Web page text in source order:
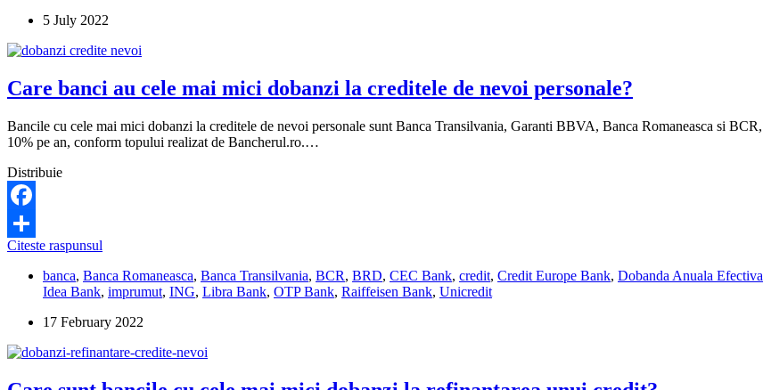
la
credit
casa
in
lei
5 July 2022
Care banci au cele mai mici dobanzi la creditele de nevoi personale?
Bancile cu cele mai mici dobanzi la creditele de nevoi personale sunt Banca Transilvania, Garanti BBVA, Banca Romaneasca si
10% pe an, conform topului realizat de Bancherul.ro.…
Distribuie
Facebook
Share
Citeste raspunsul
au
cele
mici
la
banca, Banca Romaneasca, Banca Transilvania, BCR, BRD, CEC Bank, credit, Credit Europe Bank, Dobanda Anuala
Idea Bank, imprumut, ING, Libra Bank, OTP Bank, Raiffeisen Bank, Unicredit
17 February 2022